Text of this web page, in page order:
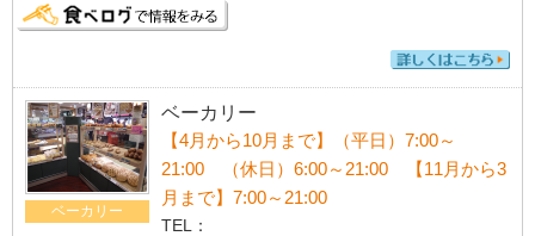
ベーカリー
ベーカリー
【4月から10月まで】（平日）7:00～
21:00 （休日）6:00～21:00 【11月から3
月まで】7:00～21:00
TEL：